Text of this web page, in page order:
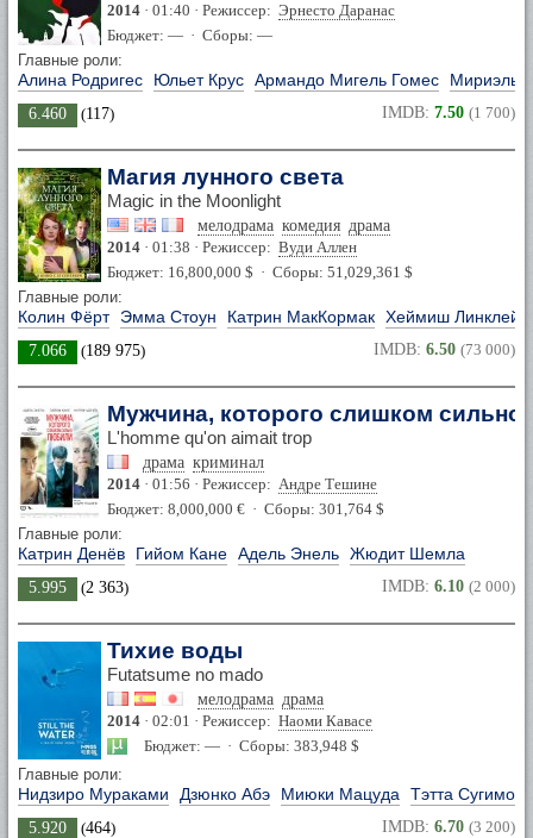
2014 · 01:40 · Режиссер: Эрнесто Даранас
Бюджет: — · Сборы: —
Главные роли:
Алина Родригес Юльет Крус Армандо Мигель Гомес Мириэль
6.460 (117) IMDB: 7.50 (1 700)
Магия лунного света
Magic in the Moonlight
мелодрама комедия драма
2014 · 01:38 · Режиссер: Вуди Аллен
Бюджет: 16,800,000 $ · Сборы: 51,029,361 $
Главные роли:
Колин Фёрт Эмма Стоун Катрин МакКормак Хеймиш
7.066 (189 975) IMDB: 6.50 (73 000)
Мужчина, которого слишком
L'homme qu'on aimait trop
драма криминал
2014 · 01:56 · Режиссер: Андре Тешине
Бюджет: 8,000,000 € · Сборы: 301,764 $
Главные роли:
Катрин Денёв Гийом Кане Адель Энель Жюдит Шемла
5.995 (2 363) IMDB: 6.10 (2 000)
Тихие воды
Futatsume no mado
мелодрама драма
2014 · 02:01 · Режиссер: Наоми Кавасе
Бюджет: — · Сборы: 383,948 $
Главные роли:
Нидзиро Мураками Дзюнко Абэ Миюки Мацуда Тэтта Сугимото
5.920 (464) IMDB: 6.70 (3 200)